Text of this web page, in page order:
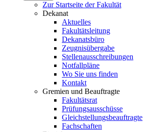
Zur Startseite der Fakultät
Dekanat
Aktuelles
Fakultätsleitung
Dekanatsbüro
Zeugnisübergabe
Stellenausschreibungen
Notfallpläne
Wo Sie uns finden
Kontakt
Gremien und Beauftragte
Fakultätsrat
Prüfungsausschüsse
Gleichstellungsbeauftragte
Fachschaften